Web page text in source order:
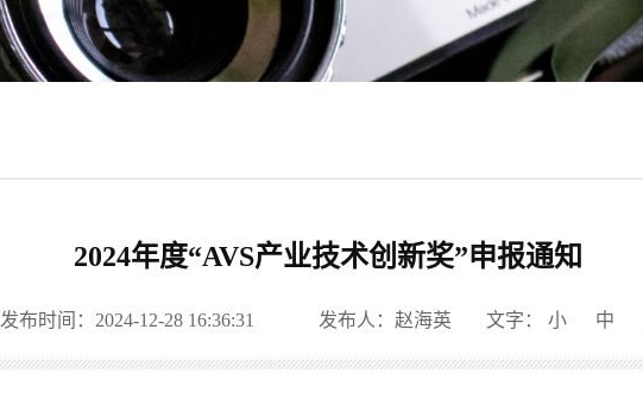
2024年度“AVS产业技术创新奖”申报通知
发布时间：2024-12-28 16:36:31 发布人：赵海英 文字： 小 中